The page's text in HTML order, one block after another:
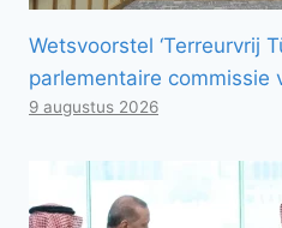
Wetsvoorstel ‘Terreurvrij
parlementaire commissie
9 augustus 2026